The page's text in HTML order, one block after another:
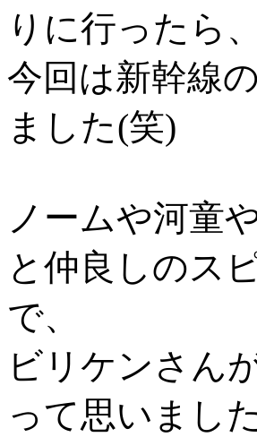
りに行ったら、
今回は新幹線
ました(笑)
ノームや河童
と仲良しのス
で、
ビリケンさん
って思いまし